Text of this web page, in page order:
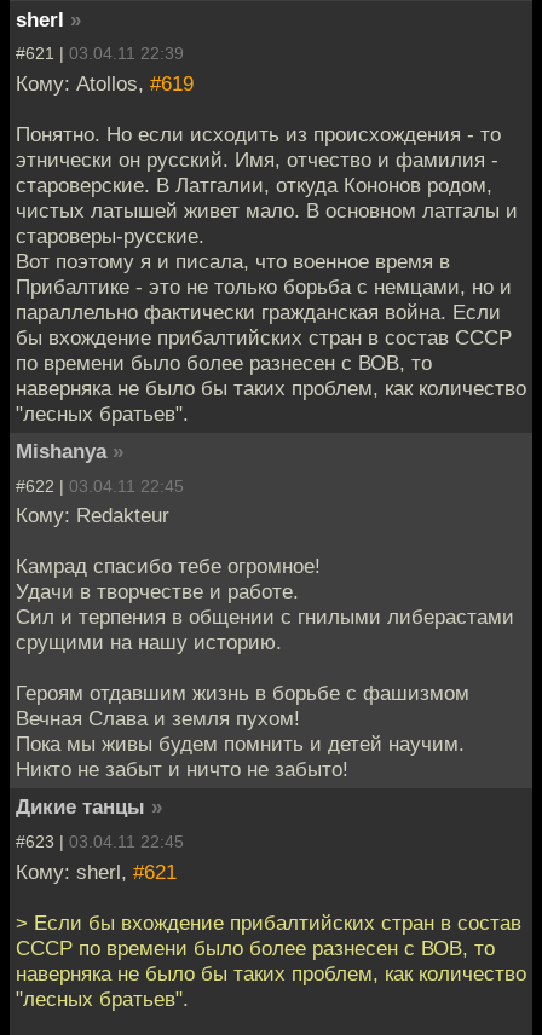
sherl »
#621 | 03.04.11 22:39
Кому: Atollos, #619
Понятно. Но если исходить из происхождения - то
этнически он русский. Имя, отчество и фамилия -
староверские. В Латгалии, откуда Кононов родом,
чистых латышей живет мало. В основном латгалы и
староверы-русские.
Вот поэтому я и писала, что военное время в
Прибалтике - это не только борьба с немцами, но и
параллельно фактически гражданская война. Если
бы вхождение прибалтийских стран в состав СССР
по времени было более разнесен с ВОВ, то
наверняка не было бы таких проблем, как количество
"лесных братьев".
Mishanya »
#622 | 03.04.11 22:45
Кому: Redakteur
Камрад спасибо тебе огромное!
Удачи в творчестве и работе.
Сил и терпения в общении с гнилыми либерастами
срущими на нашу историю.
Героям отдавшим жизнь в борьбе с фашизмом
Вечная Слава и земля пухом!
Пока мы живы будем помнить и детей научим.
Никто не забыт и ничто не забыто!
Дикие танцы »
#623 | 03.04.11 22:45
Кому: sherl, #621
> Если бы вхождение прибалтийских стран в состав
СССР по времени было более разнесен с ВОВ, то
наверняка не было бы таких проблем, как количество
"лесных братьев".